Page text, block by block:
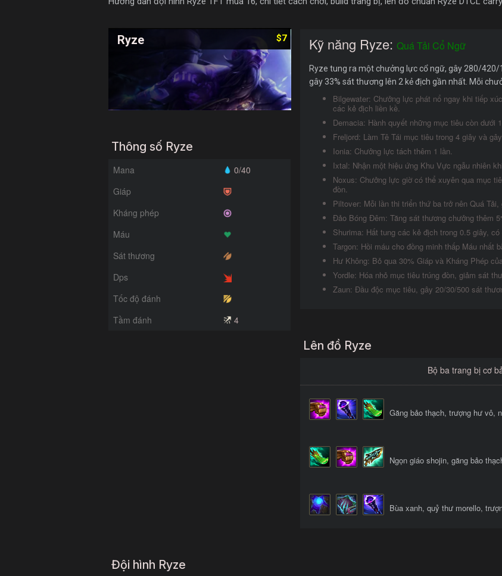
Ryze $7
Thông số Ryze
Mana
0/40
Giáp
Kháng phép
Máu
Sát thương
Dps
Tốc độ đánh
Tầm đánh
4
Kỹ năng Ryze: Quá Tải Cổ Ngữ
Ryze tung ra một chưởng lực cổ ngữ, gây 280/
gây 33% sát thương lên 2 kẻ địch gần nhất. Mỗi
Bilgewater: Chưởng lực phát nổ ngay khi tiếp
các kẻ địch liền kề.
Demacia: Hành quyết những mục tiêu còn dưới
Freljord: Làm Tê Tái mục tiêu trong 4 giây và
Ionia: Chưởng lực tách thêm 1 lần.
Ixtal: Nhận một hiệu ứng Khu Vực ngẫu nhiên
Noxus: Chưởng lực giờ có thể xuyên qua mục
đòn.
Piltover: Mỗi lần thi triển thứ ba trở nên Quá Tải,
Đảo Bóng Đêm: Tăng sát thương chưởng thêm
Shurima: Hất tung các kẻ địch trong 0.5 giây,
Targon: Hồi máu cho đồng minh thấp Máu nhất
Hư Không: Bỏ qua 30% Giáp và Kháng Phép
Yordle: Hóa nhỏ mục tiêu trúng đòn, giảm sát
Zaun: Đầu độc mục tiêu, gây 20/30/500 sát
Lên đồ Ryze
Bộ ba trang bị cơ
Găng bảo thạch, trượng hư vô,
Ngọn giáo shojin, găng bảo
Bùa xanh, quỷ thư morello,
Đội hình Ryze